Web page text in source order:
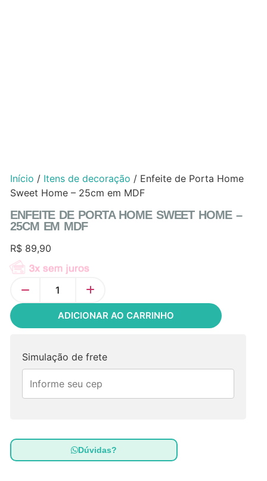
Início / Itens de decoração / Enfeite de Porta Home
Sweet Home – 25cm em MDF
ENFEITE DE PORTA HOME SWEET HOME –
25CM EM MDF
R$ 89,90
ADICIONAR AO CARRINHO
Simulação de frete
Dúvidas?